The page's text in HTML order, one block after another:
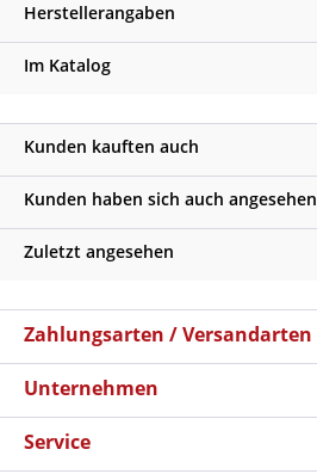
Herstellerangaben
Im Katalog
Kunden kauften auch
Kunden haben sich auch angesehen
Zuletzt angesehen
Zahlungsarten / Versandarten
Unternehmen
Service